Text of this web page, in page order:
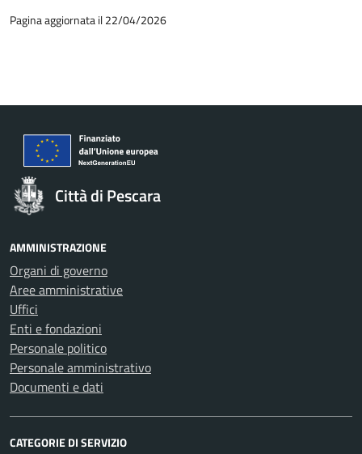
Pagina aggiornata il 22/04/2026
Città di Pescara
AMMINISTRAZIONE
Organi di governo
Aree amministrative
Uffici
Enti e fondazioni
Personale politico
Personale amministrativo
Documenti e dati
CATEGORIE DI SERVIZIO